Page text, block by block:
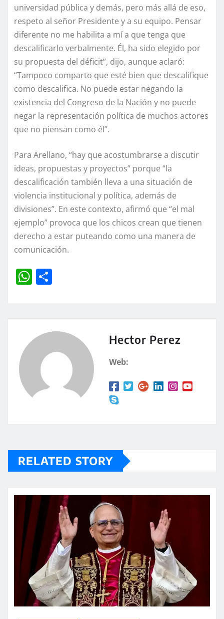
universidad pública y demás, pero más allá de eso,
respeto al señor Presidente y a su equipo. Pensar
diferente no me habilita a mí a que tenga que
descalificarlo verbalmente. Él, ha sido elegido por
su propuesta del déficit”, dijo, aunque aclaró:
“Tampoco comparto que esté bien que descalifique
como descalifica. No puede estar negando la
existencia del Congreso de la Nación y no puede
negar la representación política de muchos actores
que no piensan como él”.
Para Arellano, “hay que acostumbrarse a discutir
ideas, propuestas y proyectos” porque “la
descalificación también lleva a una situación de
violencia institucional y política, además de
divisiones”. En este contexto, afirmó que “el mal
ejemplo” provoca que los chicos crean que tienen
derecho a estar puteando como una manera de
comunicación.
W
A
p
rt
Hector Perez
Web:
RELATED STORY